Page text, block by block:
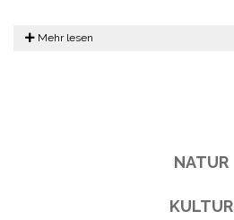
Mehr lesen
NATUR
KULTUR